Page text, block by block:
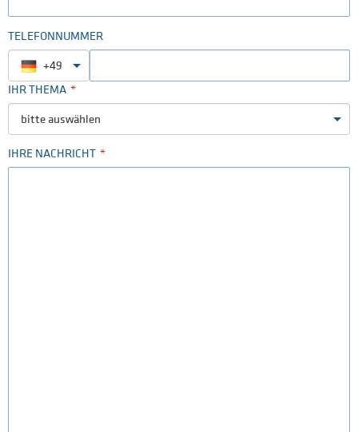
TELEFONNUMMER
+49
IHR THEMA
bitte auswählen
IHRE NACHRICHT